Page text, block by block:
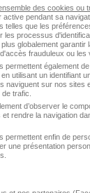
Essais
- 35 CDI
des cookies ou
active pendant sa
telles que les
les processus
globalement garantir
frauduleux ou les
permettent également
utilisant un identifiant
naviguent sur nos sites
trafic.
d’observer le
rendre la navigation
permettent enfin de
une présentation